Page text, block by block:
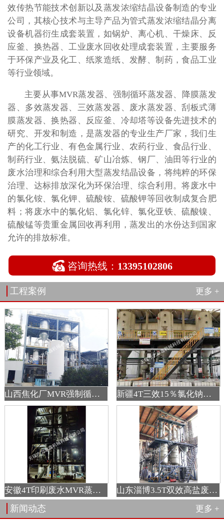
效传热节能技术创新以及蒸发浓缩结晶设备制造的专业
公司，其核心技术与主导产品为管式蒸发浓缩结晶分离
设备机器衍生成套装置，如锅炉、离心机、干燥床、反
应釜、换热器、工业废水回收处理成套装置，主要服务
于环保产业及化工、纸浆造纸、发酵、制药，食品工业
等行业领域。
主要从事MVR蒸发器、强制循环蒸发器、降膜蒸发
器、多效蒸发器、三效蒸发器、废水蒸发器、刮板式薄
膜蒸发器、换热器、反应釜、冷却塔等设备先进技术的
研究、开发和制造，是蒸发器的专业生产厂家，我们生
产的化工行业、有色金属行业、农药行业、食品行业、
制药行业、氨法脱硫、矿山冶炼、钢厂、油田等行业的
废水治理和综合利用大型蒸发结晶设备，将纯粹的环保
治理、达标排放深化为环保治理、综合利用。将废水中
的氯化铵、氯化钾、硫酸铵、硫酸钾等回收制成复合肥
料；将废水中的氯化铝、氯化锌、氯化亚铁、硫酸镍、
硫酸锰等贵重金属回收再利用，蒸发出的水份达到国家
允许的排放标准。
 咨询热线： 13395102806
工程案例 更多 +
山西焦化厂MVR强制循环蒸发器 新疆4T三效15％氯化钠钛材蒸发器
安徽4T印刷废水MVR蒸发器 山东淄博3.5T双效高盐废水蒸发器
新闻动态 更多 +